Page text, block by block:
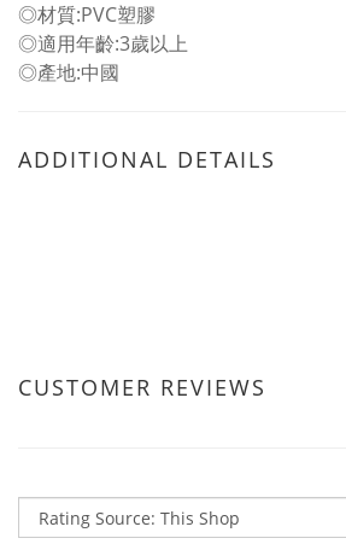
◎材質:PVC塑膠
◎適用年齡:3歲以上
◎產地:中國
ADDITIONAL DETAILS
CUSTOMER REVIEWS